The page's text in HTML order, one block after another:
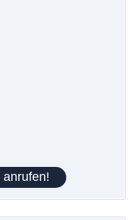
anrufen!